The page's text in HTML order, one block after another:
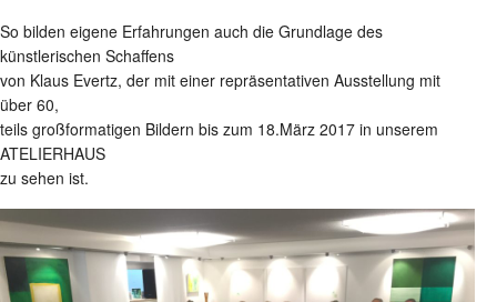
So bilden eigene Erfahrungen auch die Grundlage des
künstlerischen Schaffens
von Klaus Evertz, der mit einer repräsentativen Ausstellung mit
über 60,
teils großformatigen Bildern bis zum 18.März 2017 in unserem
ATELIERHAUS
zu sehen ist.